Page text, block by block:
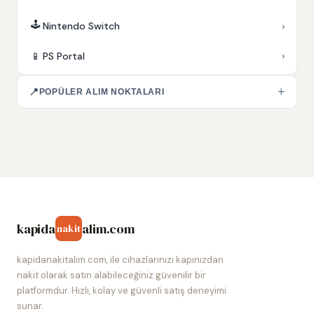
🕹️ Nintendo Switch ›
📱 PS Portal ›
📍 POPÜLER ALIM NOKTALARI +
kapidanakitalim.com
kapidanakitalim.com, ile cihazlarınızı kapınızdan
nakit olarak satın alabileceğiniz güvenilir bir
platformdur. Hızlı, kolay ve güvenli satış deneyimi
sunar.